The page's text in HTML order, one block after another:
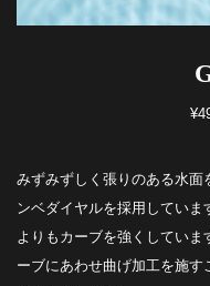
みずみずしく張りのある水
ンベダイヤルを採用してい
よりもカーブを強くしていま
ーブにあわせ曲げ加工を施